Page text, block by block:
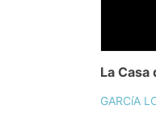
La Casa
GARCíA